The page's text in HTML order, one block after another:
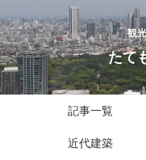
観
たて
記事一覧
近代建築